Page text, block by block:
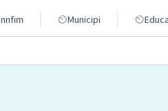
Municipi